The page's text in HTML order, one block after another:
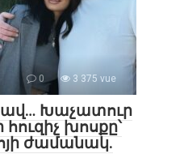
0 3 375 vue
Խաչատուր
խոսքը՝
ժամանակ.